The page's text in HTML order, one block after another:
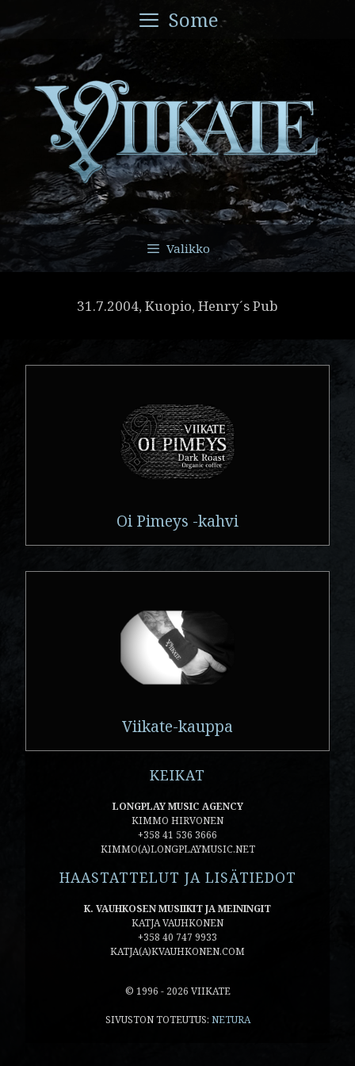
sisältöön
Some
Valikko
31.7.2004, Kuopio, Henry´s Pub
Oi Pimeys -kahvi
Viikate-kauppa
KEIKAT
LONGPLAY MUSIC AGENCY
KIMMO HIRVONEN
+358 41 536 3666
KIMMO(A)LONGPLAYMUSIC.NET
HAASTATTELUT JA LISÄTIEDOT
K. VAUHKOSEN MUSIIKIT JA MEININGIT
KATJA VAUHKONEN
+358 40 747 9933
KATJA(A)KVAUHKONEN.COM
© 1996 - 2026 VIIKATE
SIVUSTON TOTEUTUS: NETURA